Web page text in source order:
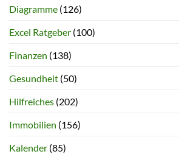
Diagramme (126)
Excel Ratgeber (100)
Finanzen (138)
Gesundheit (50)
Hilfreiches (202)
Immobilien (156)
Kalender (85)